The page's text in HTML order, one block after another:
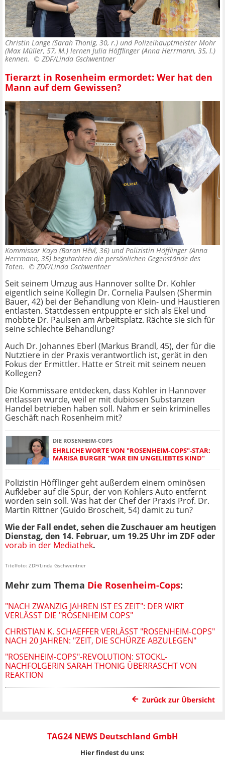
Christin Lange (Sarah Thonig, 30, r.) und Polizeihauptmeister Mohr
(Max Müller, 57, M.) lernen Julia Höfflinger (Anna Herrmann, 35, l.)
kennen. © ZDF/Linda Gschwentner
Tierarzt in Rosenheim ermordet: Wer hat den
Mann auf dem Gewissen?
Kommissar Kaya (Baran Hêvî, 36) und Polizistin Höfflinger (Anna
Herrmann, 35) begutachten die persönlichen Gegenstände des
Toten. © ZDF/Linda Gschwentner
Seit seinem Umzug aus Hannover sollte Dr. Kohler
eigentlich seine Kollegin Dr. Cornelia Paulsen (Shermin
Bauer, 42) bei der Behandlung von Klein- und Haustieren
entlasten. Stattdessen entpuppte er sich als Ekel und
mobbte Dr. Paulsen am Arbeitsplatz. Rächte sie sich für
seine schlechte Behandlung?
Auch Dr. Johannes Eberl (Markus Brandl, 45), der für die
Nutztiere in der Praxis verantwortlich ist, gerät in den
Fokus der Ermittler. Hatte er Streit mit seinem neuen
Kollegen?
Die Kommissare entdecken, dass Kohler in Hannover
entlassen wurde, weil er mit dubiosen Substanzen
Handel betrieben haben soll. Nahm er sein kriminelles
Geschäft nach Rosenheim mit?
DIE ROSENHEIM-COPS
EHRLICHE WORTE VON "ROSENHEIM-COPS"-STAR:
MARISA BURGER "WAR EIN UNGELIEBTES KIND"
Polizistin Höfflinger geht außerdem einem ominösen
Aufkleber auf die Spur, der von Kohlers Auto entfernt
worden sein soll. Was hat der Chef der Praxis Prof. Dr.
Martin Rittner (Guido Broscheit, 54) damit zu tun?
Wie der Fall endet, sehen die Zuschauer am heutigen
Dienstag, den 14. Februar, um 19.25 Uhr im ZDF oder
vorab in der Mediathek.
Titelfoto: ZDF/Linda Gschwentner
Mehr zum Thema Die Rosenheim-Cops:
"NACH ZWANZIG JAHREN IST ES ZEIT": DER WIRT
VERLÄSST DIE "ROSENHEIM COPS"
CHRISTIAN K. SCHAEFFER VERLÄSST "ROSENHEIM-COPS"
NACH 20 JAHREN: "ZEIT, DIE SCHÜRZE ABZULEGEN"
"ROSENHEIM-COPS"-REVOLUTION: STOCKL-
NACHFOLGERIN SARAH THONIG ÜBERRASCHT VON
REAKTION
Zurück zur Übersicht
TAG24 NEWS Deutschland GmbH
Hier findest du uns: